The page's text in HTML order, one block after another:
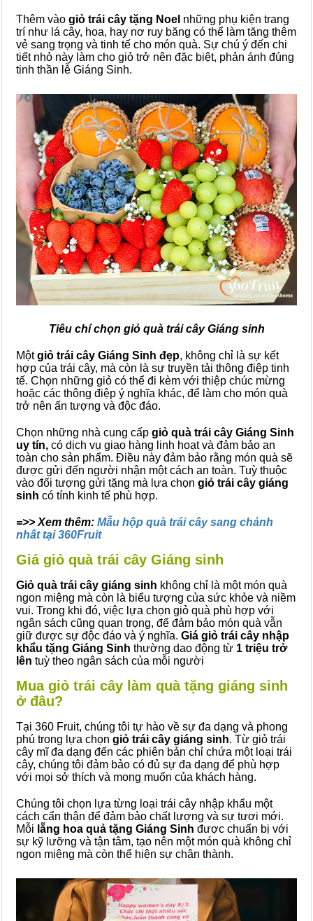
Thêm vào giỏ trái cây tặng Noel những phụ kiện trang
trí như lá cây, hoa, hay nơ ruy băng có thể làm tăng thêm
vẻ sang trọng và tinh tế cho món quà. Sự chú ý đến chi
tiết nhỏ này làm cho giỏ trở nên đặc biệt, phản ánh đúng
tinh thần lễ Giáng Sinh.
Tiêu chí chọn giỏ quà trái cây Giáng sinh
Mộtgiỏ trái cây Giáng Sinh đẹp, không chỉ là sự kết
hợp của trái cây, mà còn là sự truyền tải thông điệp tinh
tế. Chọn những giỏ có thể đi kèm với thiệp chúc mừng
hoặc các thông điệp ý nghĩa khác, để làm cho món quà
trở nên ấn tượng và độc đáo.
Chọn những nhà cung cấp giỏ quà trái cây Giáng Sinh
uy tín, có dịch vụ giao hàng linh hoạt và đảm bảo an
toàn cho sản phẩm. Điều này đảm bảo rằng món quà sẽ
được gửi đến người nhận một cách an toàn. Tuỳ thuộc
vào đối tượng gửi tặng mà lựa chọn giỏ trái cây giáng
sinh có tính kinh tế phù hợp.
=>> Xem thêm: Mẫu hộp quà trái cây sang chảnh
nhất tại 360Fruit
Giá giỏ quà trái cây Giáng sinh
Giỏ quà trái cây giáng sinh không chỉ là một món quà
ngon miệng mà còn là biểu tượng của sức khỏe và niềm
vui. Trong khi đó, việc lựa chọn giỏ quà phù hợp với
ngân sách cũng quan trọng, để đảm bảo món quà vẫn
giữ được sự độc đáo và ý nghĩa. Giá giỏ trái cây nhập
khẩu tặng Giáng Sinh thường dao động từ 1 triệu trở
lên tuỳ theo ngân sách của mỗi người
Mua giỏ trái cây làm quà tặng giáng sinh
ở đâu?
Tại 360 Fruit, chúng tôi tự hào về sự đa dạng và phong
phú trong lựa chọn giỏ trái cây giáng sinh. Từ giỏ trái
cây mĩ đa dạng đến các phiên bản chỉ chứa một loại trái
cây, chúng tôi đảm bảo có đủ sự đa dạng để phù hợp
với mọi sở thích và mong muốn của khách hàng.
Chúng tôi chọn lựa từng loại trái cây nhập khẩu một
cách cẩn thận để đảm bảo chất lượng và sự tươi mới.
Mỗi lẵng hoa quả tặng Giáng Sinh được chuẩn bị với
sự kỹ lưỡng và tận tâm, tạo nên một món quà không chỉ
ngon miệng mà còn thể hiện sự chân thành.